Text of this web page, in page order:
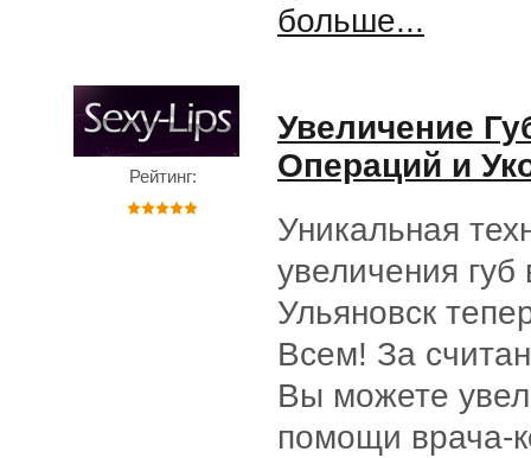
больше...
Рейтинг:
Увеличение
Операций и
Уникальная
увеличения губ
Ульяновск
Всем! За
Вы можете
помощи врача-